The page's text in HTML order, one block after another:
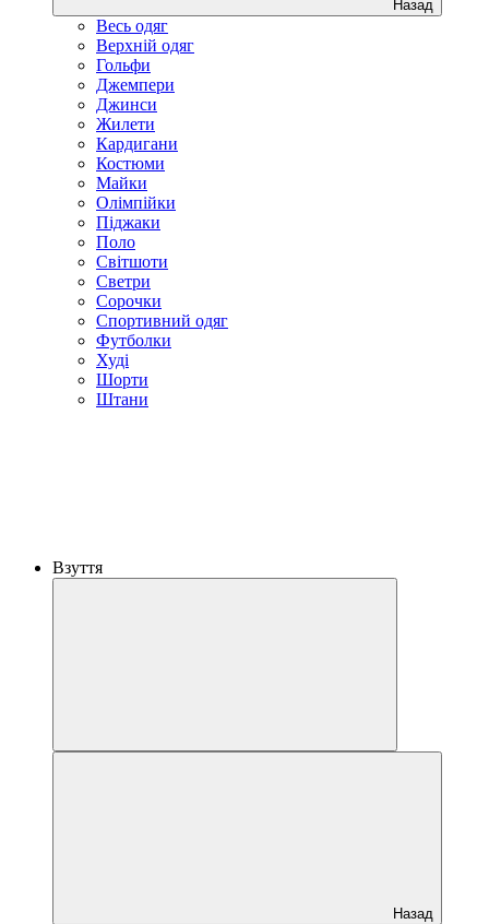
Назад
Весь одяг
Верхній одяг
Гольфи
Джемпери
Джинси
Жилети
Кардигани
Костюми
Майки
Олімпійки
Піджаки
Поло
Світшоти
Светри
Сорочки
Спортивний одяг
Футболки
Худі
Шорти
Штани
Взуття
Назад